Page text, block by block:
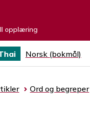
opplæring
Norsk (bokmål)
Ord og begreper